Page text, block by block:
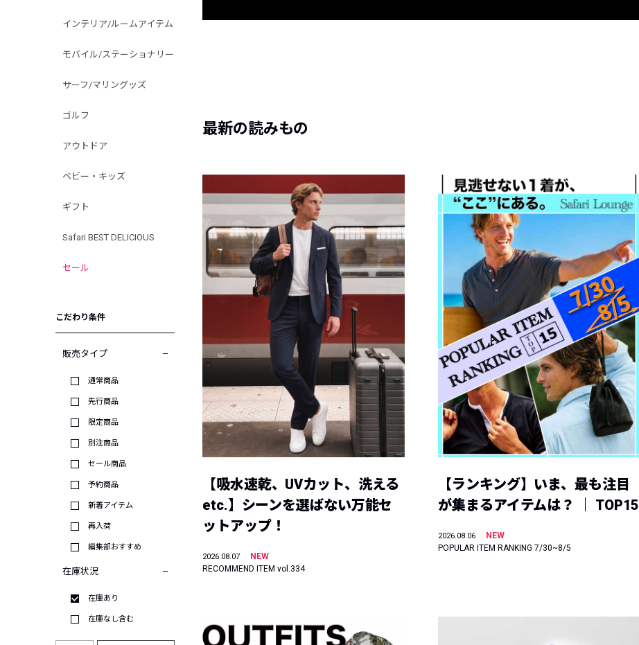
インテリア/ルームアイテム
モバイル/ステーショナリー
サーフ/マリングッズ
ゴルフ
アウトドア
ベビー・キッズ
ギフト
Safari BEST DELICIOUS
セール
こだわり条件
販売タイプ
通常商品
先行商品
限定商品
別注商品
セール商品
予約商品
新着アイテム
再入荷
編集部おすすめ
在庫状況
在庫あり
在庫なし含む
最新の読みもの
【吸水速乾、UVカット、洗える
etc.】シーンを選ばない万能セ
ットアップ！
2026.08.07
NEW
RECOMMEND ITEM vol.334
【ランキング】いま、最も注目
が集まるアイテムは？ ｜ TOP15
2026.08.06
NEW
POPULAR ITEM RANKING 7/30~8/5